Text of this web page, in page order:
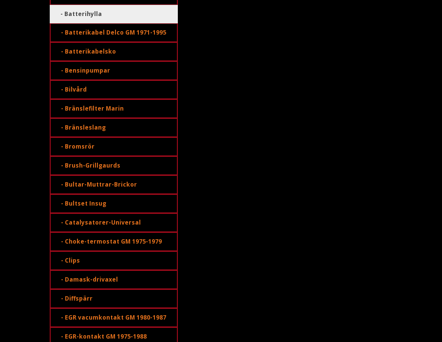
- Batterihylla
- Batterikabel Delco GM 1971-1995
- Batterikabelsko
- Bensinpumpar
- Bilvård
- Bränslefilter Marin
- Bränsleslang
- Bromsrör
- Brush-Grillgaurds
- Bultar-Muttrar-Brickor
- Bultset Insug
- Catalysatorer-Universal
- Choke-termostat GM 1975-1979
- Clips
- Damask-drivaxel
- Diffspärr
- EGR vacumkontakt GM 1980-1987
- EGR-kontakt GM 1975-1988